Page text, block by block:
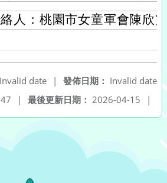
人：桃園市女童軍會陳欣
發佈日期： Invalid date
Invalid date
|
最後更新日期： 2026-04-15 |
|